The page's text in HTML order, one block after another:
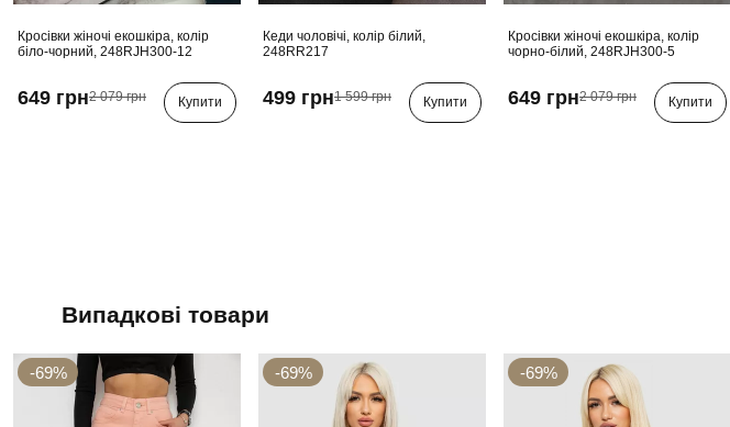
Кросівки жіночі екошкіра, колір
біло-чорний, 248RJH300-12
649 грн2 079 грн Купити
Кеди чоловічі, колір білий,
248RR217
499 грн1 599 грн Купити
Кросівки жіночі екошкіра, колір
чорно-білий, 248RJH300-5
649 грн2 079 грн Купити
Випадкові товари
-69% -69% -69%